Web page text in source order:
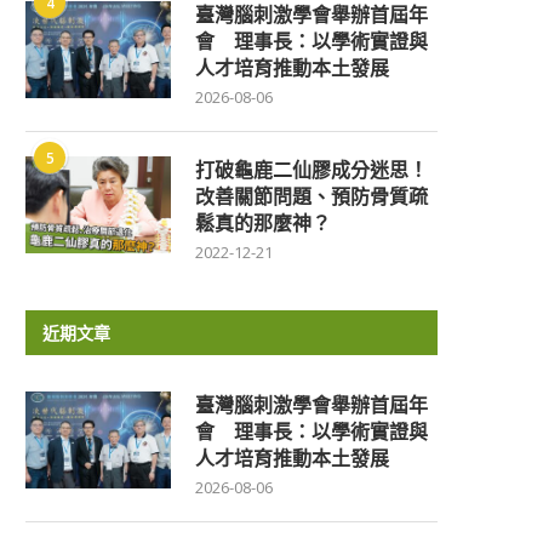
臺灣腦刺激學會舉辦首屆年
會 理事長：以學術實證與
人才培育推動本土發展
2026-08-06
5
打破龜鹿二仙膠成分迷思！
改善關節問題、預防骨質疏
鬆真的那麼神？
2022-12-21
近期文章
臺灣腦刺激學會舉辦首屆年
會 理事長：以學術實證與
人才培育推動本土發展
2026-08-06